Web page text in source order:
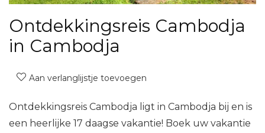
Ontdekkingsreis Cambodja
in Cambodja
Aan verlanglijstje toevoegen
Ontdekkingsreis Cambodja ligt in Cambodja bij en is
een heerlijke 17 daagse vakantie! Boek uw vakantie